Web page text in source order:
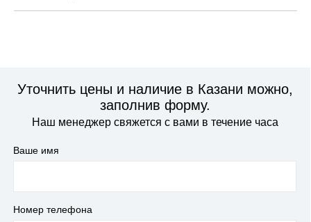
Уточнить цены и наличие в Казани можно,
заполнив форму.
Наш менеджер свяжется с вами в течение часа
Ваше имя
Номер телефона